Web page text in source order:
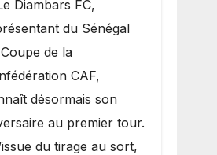
sera son
Diambars FC,
du Sénégal
de la
CAF,
désormais son
au premier tour.
du tirage au sort,